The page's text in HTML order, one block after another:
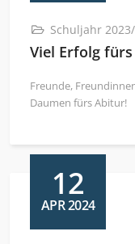
Schuljahr
Viel Erfolg
Freunde,
Daumen fürs Abitur!
12
APR 2024